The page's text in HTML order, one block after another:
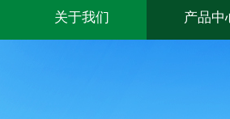
关于我们 产品中